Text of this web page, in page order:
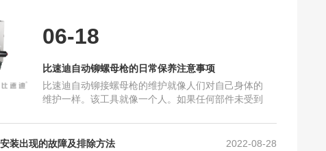
06-18
比速迪自动铆螺母枪的日常保养注意事项
比速迪自动铆接螺母枪的维护就像人们对自己身体的
维护一样。该工具就像一个人。如果任何部件未受到
用。因此，使用后必须清洁和
理及加工要求_比速迪
的原理及工艺上的要求
正确的保养？
2022-08-28
普通铆螺母枪的区别
2022-08-28
用途和常见问题
2022-08-28
装出现的故障及排除方法
2022-08-28
家解析热铆接与冷铆接区